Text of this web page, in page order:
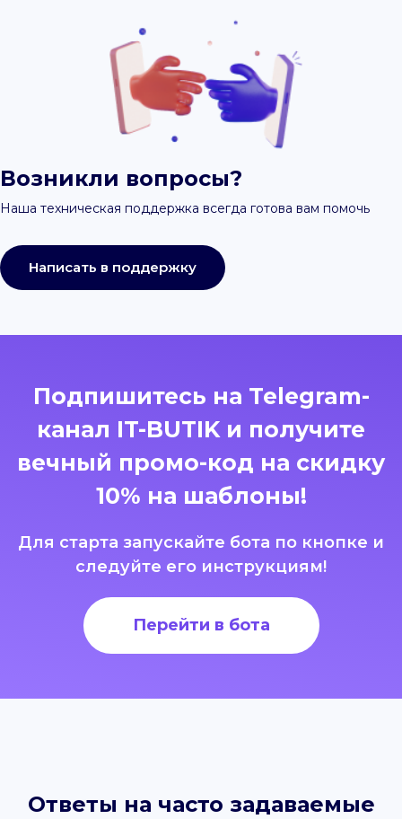
Возникли вопросы?
Наша техническая поддержка всегда готова вам помочь
Написать в поддержку
Подпишитесь на Telegram-
канал IT-BUTIK и получите
вечный промо-код на скидку
10% на шаблоны!
Для старта запускайте бота по кнопке и
следуйте его инструкциям!
Перейти в бота
Ответы на часто задаваемые